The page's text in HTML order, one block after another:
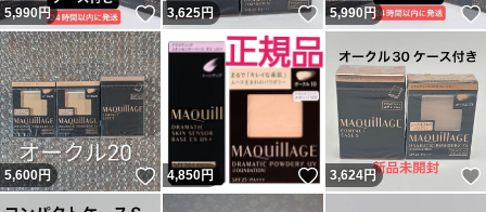
5,990円 いいね！
3,625円 いいね！
5,990円
5,600円 いいね！
4,850円 いいね！
3,624円